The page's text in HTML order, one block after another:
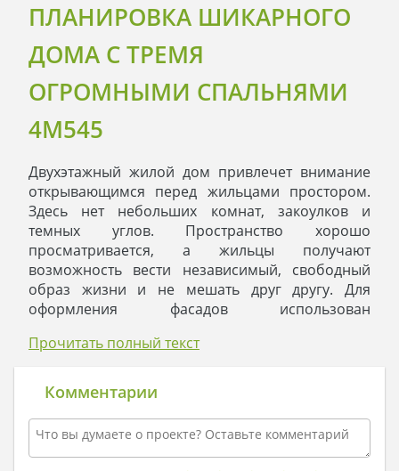
ПЛАНИРОВКА ШИКАРНОГО
ДОМА С ТРЕМЯ
ОГРОМНЫМИ СПАЛЬНЯМИ
4M545
Двухэтажный жилой дом привлечет внимание
открывающимся перед жильцами простором.
Здесь нет небольших комнат, закоулков и
темных углов. Пространство хорошо
просматривается, а жильцы получают
возможность вести независимый, свободный
образ жизни и не мешать друг другу. Для
оформления фасадов использован
отсутствие вычурности. Внешне коттедж
нагроможденных друг на друга и смещенных по
особым законам. Белоснежные участки стен
подчеркивают красоту каменного кирпичного
декора, использованного для украшения.
Внутреннее пространство включает все
Прочитать полный текст
Комментарии